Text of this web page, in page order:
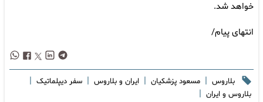
خواهد شد.
انتهای پیام/
بلاروس | مسعود پزشکیان | ایران و بلاروس | سفر دیپلماتیک |
بلاروس و ایران |